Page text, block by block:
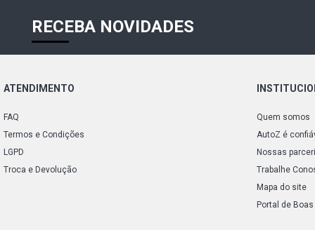
RECEBA NOVIDADES
ATENDIMENTO
FAQ
Termos e Condições
LGPD
Troca e Devolução
Quem somos
AutoZ é
Nossas
Trabalhe
Mapa do site
Portal de